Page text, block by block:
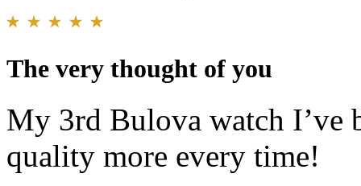
The very thought of you
My 3rd Bulova watch I’ve
quality more every time!